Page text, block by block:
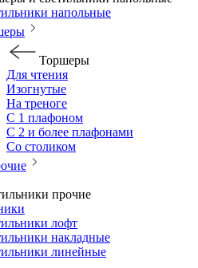
напольные
Торшеры
Для чтения
Изогнутые
На треноге
С 1 плафоном
С 2 и более плафонами
Со столиком
прочие
лофт
накладные
линейные